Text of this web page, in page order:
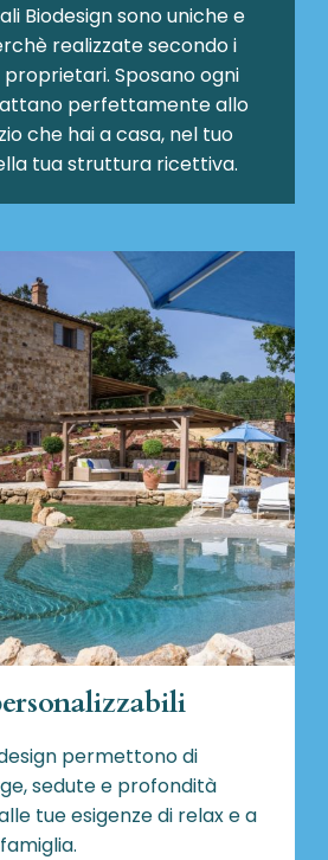
Biodesignsono uniche e
realizzate secondo i
Sposano ogni
perfettamente allo
che hai a casa, nel tuo
tua struttura ricettiva.
permettono di
sedute e profondità
tue esigenze di relax e a